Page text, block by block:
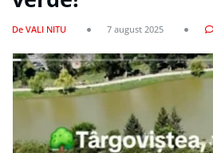
De VALI NITU 7 august 2025